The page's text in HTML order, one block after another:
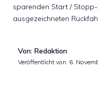
sparenden Start /
ausgezeichneten
Von: Redaktion
Veröffentlicht von: 6.